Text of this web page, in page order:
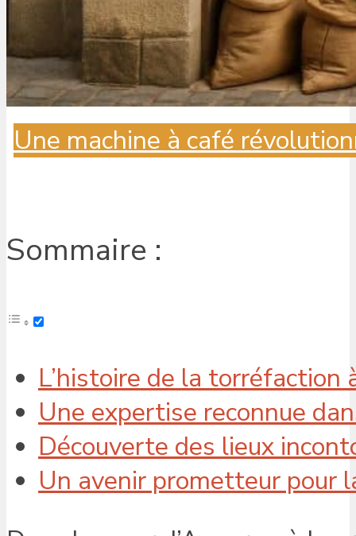
Une machine à café
Sommaire :
L’histoire de la torréfaction
Une expertise reconnue
Découverte des lieux
Un avenir prometteur pour